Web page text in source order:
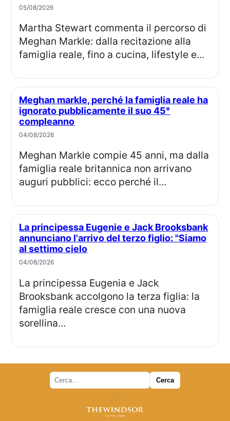
05/08/2026
Martha Stewart commenta il percorso di
Meghan Markle: dalla recitazione alla
famiglia reale, fino a cucina, lifestyle e...
Meghan markle, perché la famiglia reale ha
ignorato pubblicamente il suo 45°
compleanno
04/08/2026
Meghan Markle compie 45 anni, ma dalla
famiglia reale britannica non arrivano
auguri pubblici: ecco perché il...
La principessa Eugenie e Jack Brooksbank
annunciano l'arrivo del terzo figlio: "Siamo
al settimo cielo
04/08/2026
La principessa Eugenia e Jack
Brooksbank accolgono la terza figlia: la
famiglia reale cresce con una nuova
sorellina...